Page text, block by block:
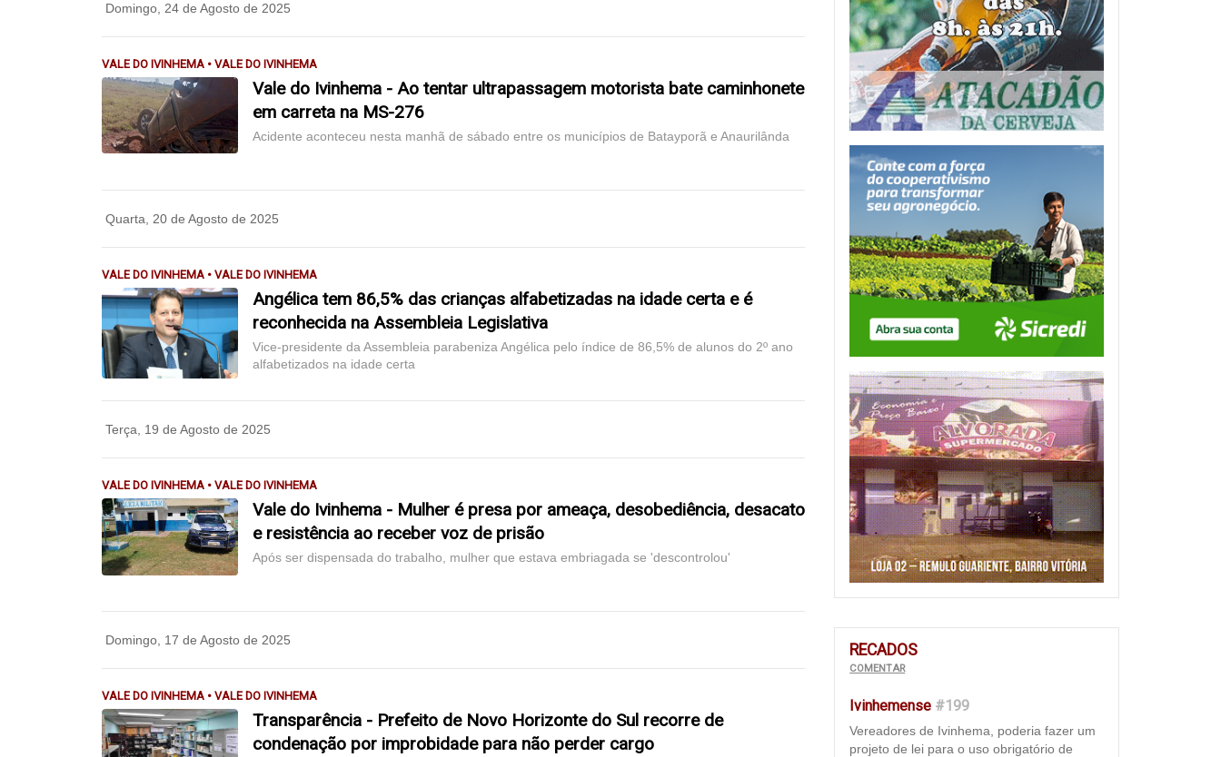
Domingo, 24 de Agosto de 2025
VALE DO IVINHEMA • VALE DO IVINHEMA
Vale do Ivinhema - Ao tentar ultrapassagem motorista bate caminhonete
em carreta na MS-276
Acidente aconteceu nesta manhã de sábado entre os municípios de Batayporã e Anaurilânda
Quarta, 20 de Agosto de 2025
VALE DO IVINHEMA • VALE DO IVINHEMA
Angélica tem 86,5% das crianças alfabetizadas na idade certa e é
reconhecida na Assembleia Legislativa
Vice-presidente da Assembleia parabeniza Angélica pelo índice de 86,5% de alunos do 2º ano
alfabetizados na idade certa
Terça, 19 de Agosto de 2025
VALE DO IVINHEMA • VALE DO IVINHEMA
Vale do Ivinhema - Mulher é presa por ameaça, desobediência, desacato
e resistência ao receber voz de prisão
Após ser dispensada do trabalho, mulher que estava embriagada se 'descontrolou'
Domingo, 17 de Agosto de 2025
VALE DO IVINHEMA • VALE DO IVINHEMA
Transparência - Prefeito de Novo Horizonte do Sul recorre de
condenação por improbidade para não perder cargo
RECADOS
COMENTAR
Ivinhemense #199
Vereadores de Ivinhema, poderia fazer um
projeto de lei para o uso obrigatório de